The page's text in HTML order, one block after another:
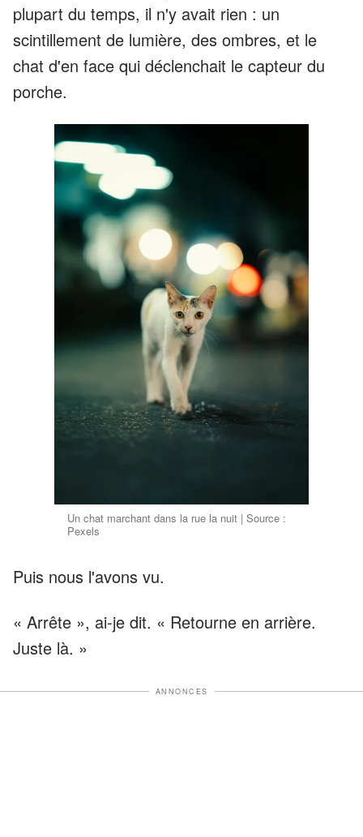
plupart du temps, il n'y avait rien : un
scintillement de lumière, des ombres, et le
chat d'en face qui déclenchait le capteur du
porche.
Un chat marchant dans la rue la nuit | Source :
Pexels
Puis nous l'avons vu.
« Arrête », ai-je dit. « Retourne en arrière.
Juste là. »
ANNONCES